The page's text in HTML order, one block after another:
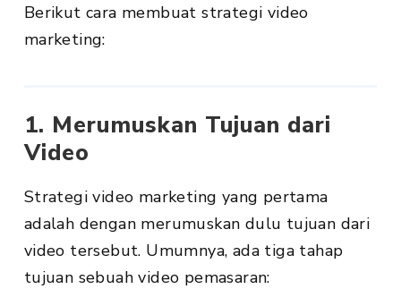
Berikut cara membuat strategi video
marketing:
1. Merumuskan Tujuan dari
Video
Strategi video marketing yang pertama
adalah dengan merumuskan dulu tujuan dari
video tersebut. Umumnya, ada tiga tahap
tujuan sebuah video pemasaran: